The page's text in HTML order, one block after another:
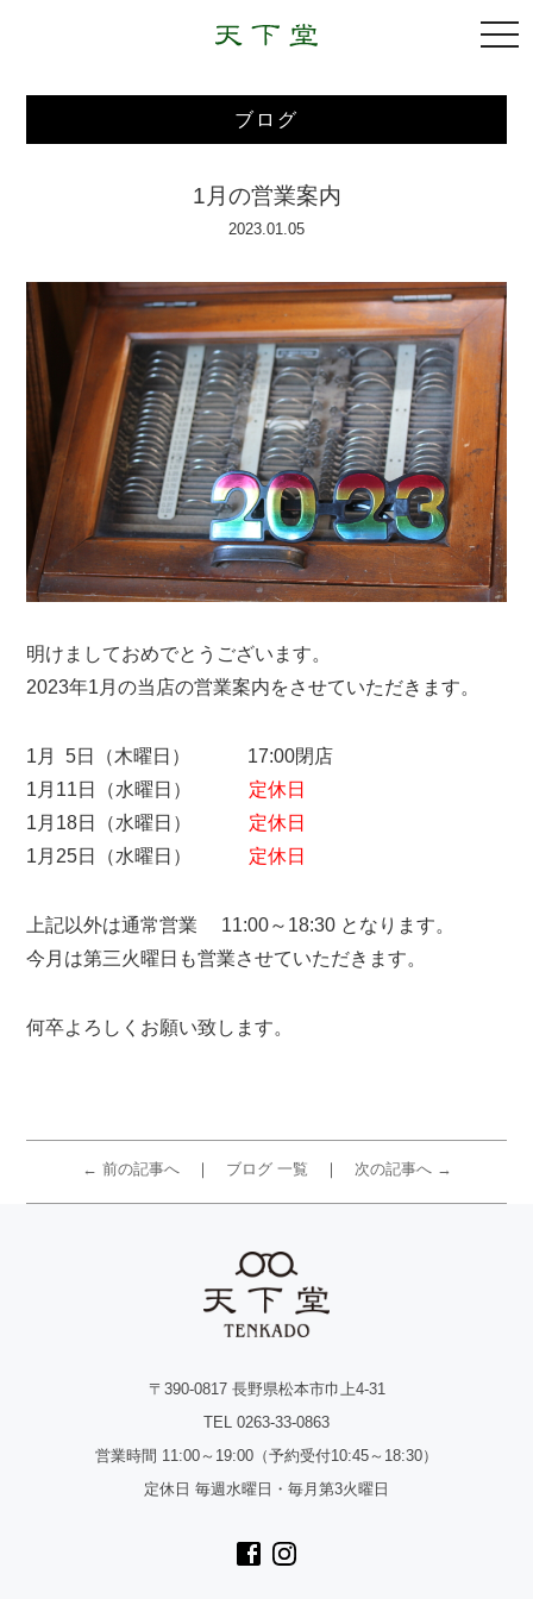
ブログ
1月の営業案内
2023.01.05
明けましておめでとうございます。
2023年1月の当店の営業案内をさせていただきます。
1月 5日（木曜日） 17:00閉店
1月11日（水曜日） 定休日
1月18日（水曜日） 定休日
1月25日（水曜日） 定休日
上記以外は通常営業 11:00～18:30 となります。
今月は第三火曜日も営業させていただきます。
何卒よろしくお願い致します。
← 前の記事へ ブログ 一覧 次の記事へ →
〒390-0817 長野県松本市巾上4-31
TEL 0263-33-0863
営業時間 11:00～19:00（予約受付10:45～18:30）
定休日 毎週水曜日・毎月第3火曜日